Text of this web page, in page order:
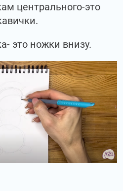
центрального-это
это ножки внизу.